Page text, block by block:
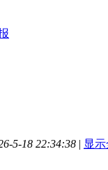
5-18 22:34:38 | 显